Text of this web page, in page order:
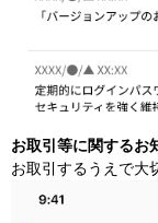
お取引等に関するお
お取引するうえで大